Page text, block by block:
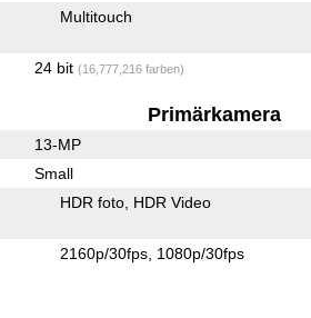
Multitouch
24 bit (16,777,216 farben)
Primärkamera
13-MP
Small
HDR foto HDR Video
2160p/30fps 1080p/30fps